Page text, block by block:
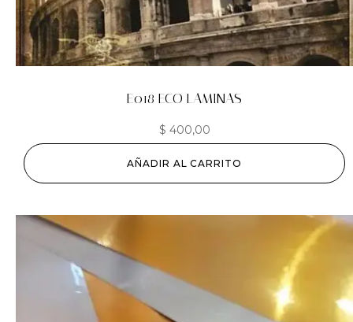
E018 ECO LAMINAS
$ 400,00
AÑADIR AL CARRITO